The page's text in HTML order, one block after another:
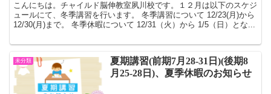
こんにちは。チャイルド脳伸教室夙川校です。１２月は以下のスケジ
ュールにて、冬季講習を行います。 冬季講習について 12/23(月)から
12/30(月)まで。 冬季休暇について 12/31（火）から 1/5（日）とな...
未分類
夏期講習(前期7月28-31日)(後期8
月25-28日)、夏季休暇のお知らせ